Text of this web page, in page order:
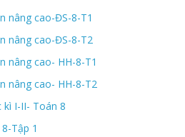
nâng cao-ĐS-8-T1
nâng cao-ĐS-8-T2
nâng cao- HH-8-T1
nâng cao- HH-8-T2
kì I-II- Toán 8
Tập 1